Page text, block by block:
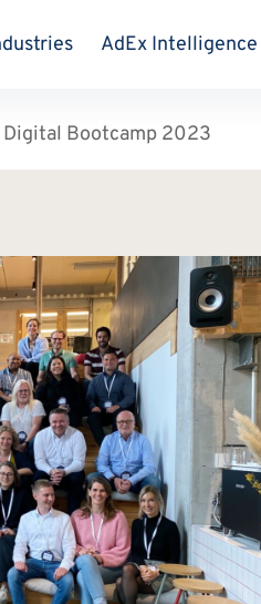
AdEx Intelligence
Digital Bootcamp 2023